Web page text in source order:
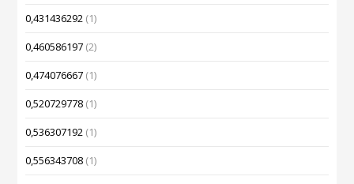
0,431436292 (1)
0,460586197 (2)
0,474076667 (1)
0,520729778 (1)
0,536307192 (1)
0,556343708 (1)